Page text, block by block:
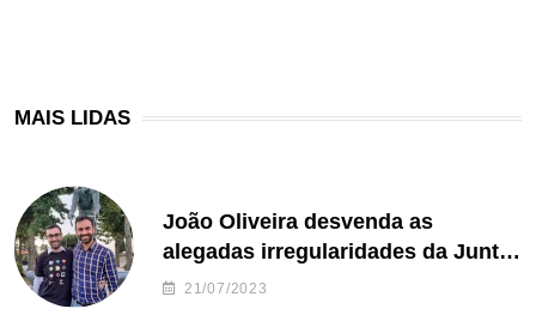
MAIS LIDAS
João Oliveira desvenda as
alegadas irregularidades da Junta
de Freguesia S. João de Ver
21/07/2023